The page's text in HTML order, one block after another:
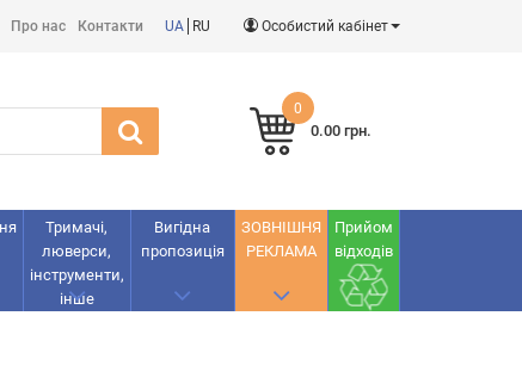
Про нас Контакти UA RU Особистий кабінет
0
0.00 грн.
Тримачі,
люверси,
інструменти,
інше
Вигідна
пропозиція
ЗОВНІШНЯ
РЕКЛАМА
Прийом
відходів